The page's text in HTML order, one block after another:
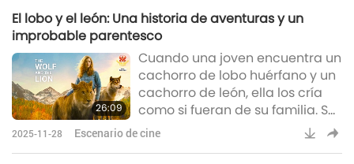
esperanza, fe inquebrantable y
un milagro que les cambia la
vida.
El lobo y el león: Una historia de aventuras y un
improbable parentesco
26:09
Cuando una joven encuentra un
cachorro de lobo huérfano y un
cachorro de león, ella los cría
como si fueran de su familia. Su
vínculo crece más allá de la
imaginación – pero ¿pueden
2025-11-28 Escenario de cine